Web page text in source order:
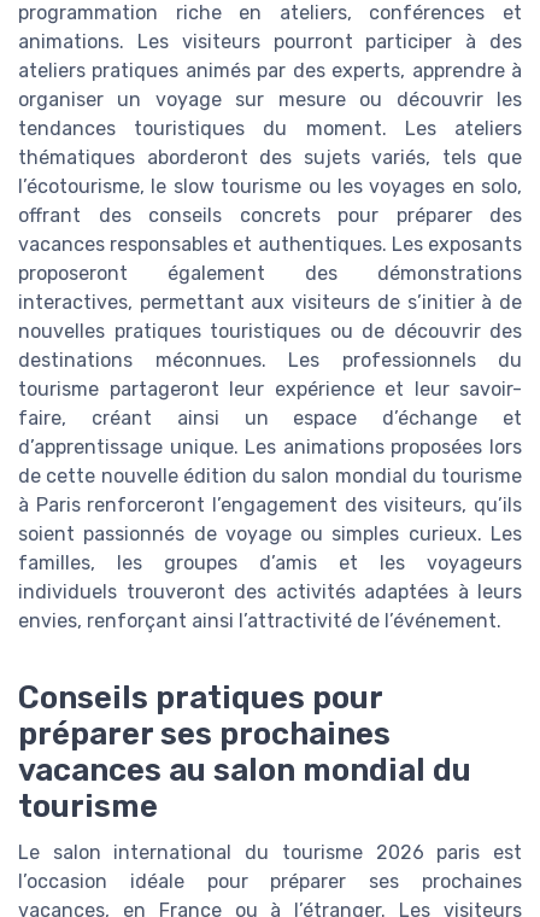
programmation riche en ateliers, conférences et
animations. Les visiteurs pourront participer à des
ateliers pratiques animés par des experts, apprendre à
organiser un voyage sur mesure ou découvrir les
tendances touristiques du moment. Les ateliers
thématiques aborderont des sujets variés, tels que
l’écotourisme, le slow tourisme ou les voyages en solo,
offrant des conseils concrets pour préparer des
vacances responsables et authentiques. Les exposants
proposeront également des démonstrations
interactives, permettant aux visiteurs de s’initier à de
nouvelles pratiques touristiques ou de découvrir des
destinations méconnues. Les professionnels du
tourisme partageront leur expérience et leur savoir-
faire, créant ainsi un espace d’échange et
d’apprentissage unique. Les animations proposées lors
de cette nouvelle édition du salon mondial du tourisme
à Paris renforceront l’engagement des visiteurs, qu’ils
soient passionnés de voyage ou simples curieux. Les
familles, les groupes d’amis et les voyageurs
individuels trouveront des activités adaptées à leurs
envies, renforçant ainsi l’attractivité de l’événement.
Conseils pratiques pour
préparer ses prochaines
vacances au salon mondial du
tourisme
Le salon international du tourisme 2026 paris est
l’occasion idéale pour préparer ses prochaines
vacances, en France ou à l’étranger. Les visiteurs